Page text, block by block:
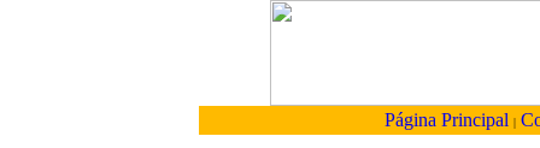
Página Principal |